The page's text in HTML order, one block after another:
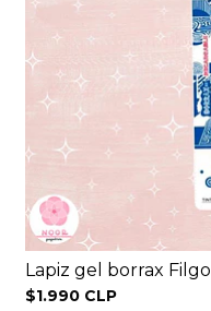
Lapiz gel borrax Filgo
$1.990 CLP